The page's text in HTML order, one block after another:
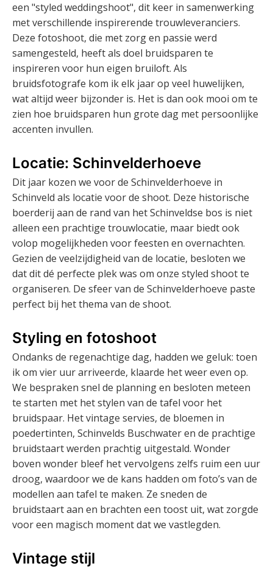
een "styled weddingshoot", dit keer in samenwerking
met verschillende inspirerende trouwleveranciers.
Deze fotoshoot, die met zorg en passie werd
samengesteld, heeft als doel bruidsparen te
inspireren voor hun eigen bruiloft. Als
bruidsfotografe kom ik elk jaar op veel huwelijken,
wat altijd weer bijzonder is. Het is dan ook mooi om te
zien hoe bruidsparen hun grote dag met persoonlijke
accenten invullen.
Locatie: Schinvelderhoeve
Dit jaar kozen we voor de Schinvelderhoeve in
Schinveld als locatie voor de shoot. Deze historische
boerderij aan de rand van het Schinveldse bos is niet
alleen een prachtige trouwlocatie, maar biedt ook
volop mogelijkheden voor feesten en overnachten.
Gezien de veelzijdigheid van de locatie, besloten we
dat dit dé perfecte plek was om onze styled shoot te
organiseren. De sfeer van de Schinvelderhoeve paste
perfect bij het thema van de shoot.
Styling en fotoshoot
Ondanks de regenachtige dag, hadden we geluk: toen
ik om vier uur arriveerde, klaarde het weer even op.
We bespraken snel de planning en besloten meteen
te starten met het stylen van de tafel voor het
bruidspaar. Het vintage servies, de bloemen in
poedertinten, Schinvelds Buschwater en de prachtige
bruidstaart werden prachtig uitgestald. Wonder
boven wonder bleef het vervolgens zelfs ruim een uur
droog, waardoor we de kans hadden om foto’s van de
modellen aan tafel te maken. Ze sneden de
bruidstaart aan en brachten een toost uit, wat zorgde
voor een magisch moment dat we vastlegden.
Vintage stijl